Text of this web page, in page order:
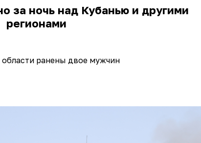
за ночь над Кубанью и другими
регионами
ранены двое мужчин